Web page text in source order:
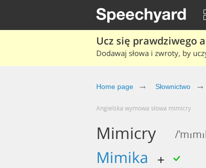
Ucz się prawdziwego
Dodawaj słowa i zwroty, by
Home page Słownictwo
Angielska wymowa słowa mimicry
Mimicry /
mimika